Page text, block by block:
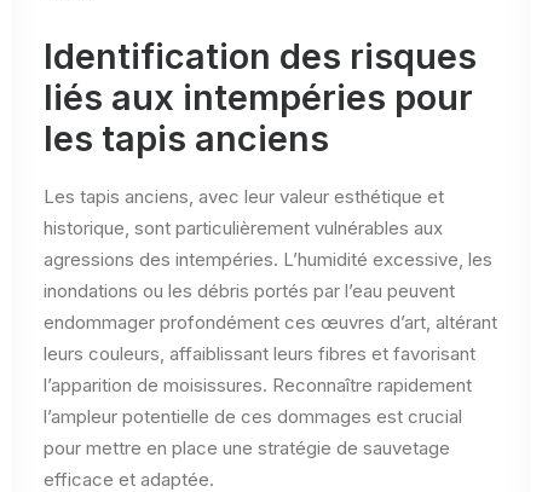
Identification des risques
liés aux intempéries pour
les tapis anciens
Les tapis anciens, avec leur valeur esthétique et
historique, sont particulièrement vulnérables aux
agressions des intempéries. L’humidité excessive, les
inondations ou les débris portés par l’eau peuvent
endommager profondément ces œuvres d’art, altérant
leurs couleurs, affaiblissant leurs fibres et favorisant
l’apparition de moisissures. Reconnaître rapidement
l’ampleur potentielle de ces dommages est crucial
pour mettre en place une stratégie de sauvetage
efficace et adaptée.